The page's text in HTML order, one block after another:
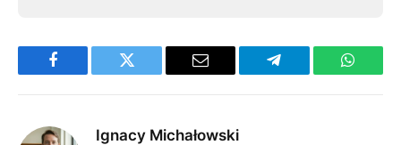
Facebook Twitter Email Telegram
Ignacy Michałowski